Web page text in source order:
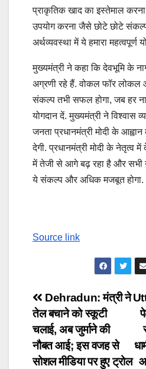
प्राकृतिक खाद का इस्तेमाल
उपयोग करना जैसे छोटे छोटे
अर्थव्यवस्था में ये हमारा महत्वपूर्ण
मुख्यमंत्री ने कहा कि देवभूमि के
अग्रणी रहे हैं. वोकल फॉर लोकल
संकल्प तभी सफल होगा, जब हर
योगदान दें. मुख्यमंत्री ने विश्वास
जनता प्रधानमंत्री मोदी के
देगी. प्रधानमंत्री मोदी के नेतृत्व में
में तेजी से आगे बढ़ रहा है और सभी
ये संकल्प और अधिक मजबूत होगा.
Source link
Post
navigation
Dehradun: मंत्री ने
तेल बचाने को स्कूटी
चलाई, अब जुर्माने की
नौबत आई; इस वजह से
सोशल मीडिया पर हुए ट्रोल